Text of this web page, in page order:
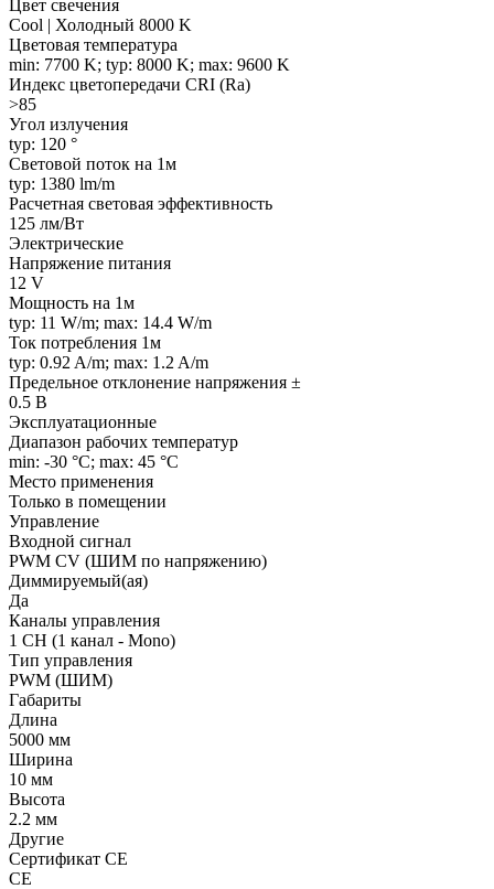
Цвет свечения
Cool | Холодный 8000 K
Цветовая температура
min: 7700 K; typ: 8000 K; max: 9600 K
Индекс цветопередачи CRI (Ra)
>85
Угол излучения
typ: 120 °
Световой поток на 1м
typ: 1380 lm/m
Расчетная световая эффективность
125 лм/Вт
Электрические
Напряжение питания
12 V
Мощность на 1м
typ: 11 W/m; max: 14.4 W/m
Ток потребления 1м
typ: 0.92 A/m; max: 1.2 A/m
Предельное отклонение напряжения ±
0.5 В
Эксплуатационные
Диапазон рабочих температур
min: -30 °C; max: 45 °C
Место применения
Только в помещении
Управление
Входной сигнал
PWM СV (ШИМ по напряжению)
Диммируемый(ая)
Да
Каналы управления
1 CH (1 канал - Mono)
Тип управления
PWM (ШИМ)
Габариты
Длина
5000 мм
Ширина
10 мм
Высота
2.2 мм
Другие
Сертификат CE
CE